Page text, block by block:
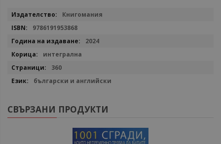
Повече
Книгомания
9786191953868
2024
интегрална
360
български и английски
СВЪРЗАНИ ПРОДУКТИ